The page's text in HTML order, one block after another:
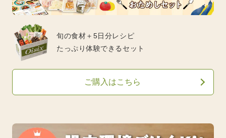
旬の食材＋5日分レシピ
たっぷり体験できるセット
ご購入はこちら